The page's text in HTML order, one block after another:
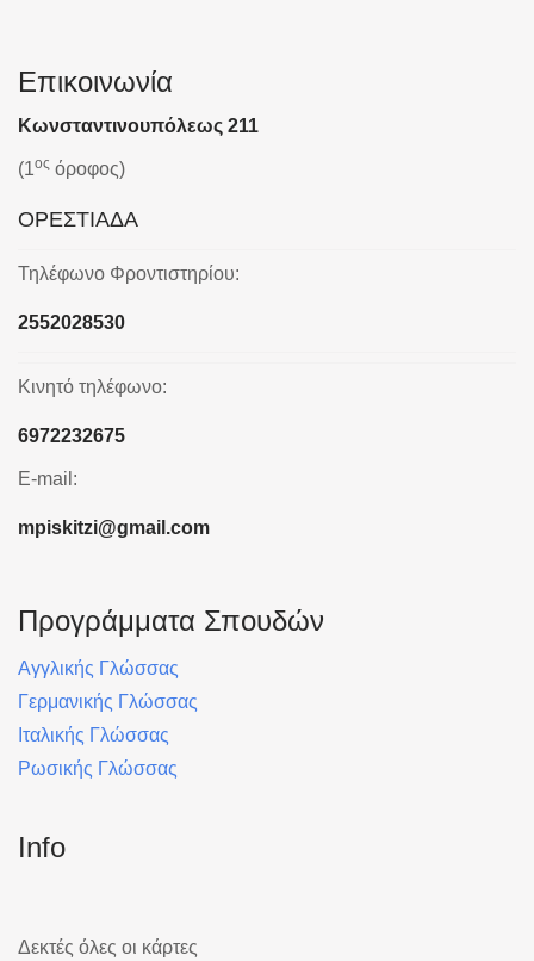
Επικοινωνία
Κωνσταντινουπόλεως 211
(1ος όροφος)
ΟΡΕΣΤΙΑΔΑ
Τηλέφωνο Φροντιστηρίου:
2552028530
Κινητό τηλέφωνο:
6972232675
E-mail:
mpiskitzi@gmail.com
Προγράμματα Σπουδών
Αγγλικής Γλώσσας
Γερμανικής Γλώσσας
Ιταλικής Γλώσσας
Ρωσικής Γλώσσας
Info
Δεκτές όλες οι κάρτες